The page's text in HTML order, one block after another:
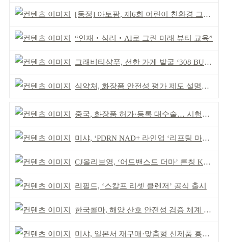
[동정] 아토팜, 제6회 어린이 친환경 그림대회 개최
“인재‧심리‧AI로 그린 미래 뷰티 교육”
그래비티샴푸, 선한 가게 발굴 ‘308 BUYCOTT’ 출범
식약처, 화장품 안전성 평가 제도 설명회 개최
중국, 화장품 허가·등록 대수술… 시험자료 공용 허용
미샤, ‘PDRN NAD+ 라인업 ‘리프팅 마스크’ 출시
CJ올리브영, ‘어드밴스드 더마’ 론칭 K더마 육성 박차
리필드, ‘스칼프 리셋 클렌저’ 공식 출시
한국콜마, 해양 산호 안전성 검증 체계 구축
미샤, 일본서 재구매·맞춤형 신제품 흥행 ‘쌍끌이’